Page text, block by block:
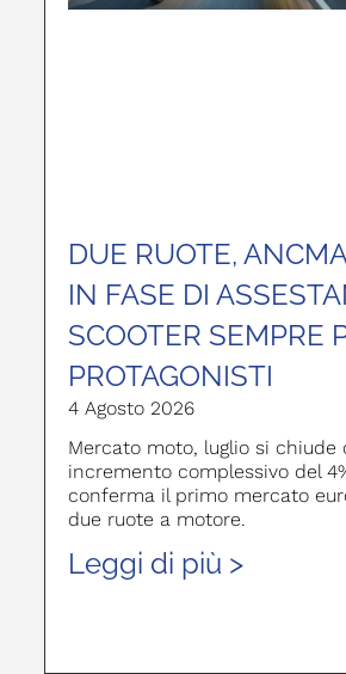
DUE RUOTE,
IN FASE DI
SCOOTER SEMPRE
PROTAGONISTI
4 Agosto 2026
Mercato moto, luglio si chiude
incremento complessivo del
conferma il primo mercato
due ruote a motore.
Leggi di più >